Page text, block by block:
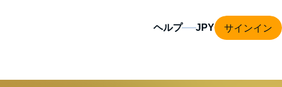
ヘルプ サインイン